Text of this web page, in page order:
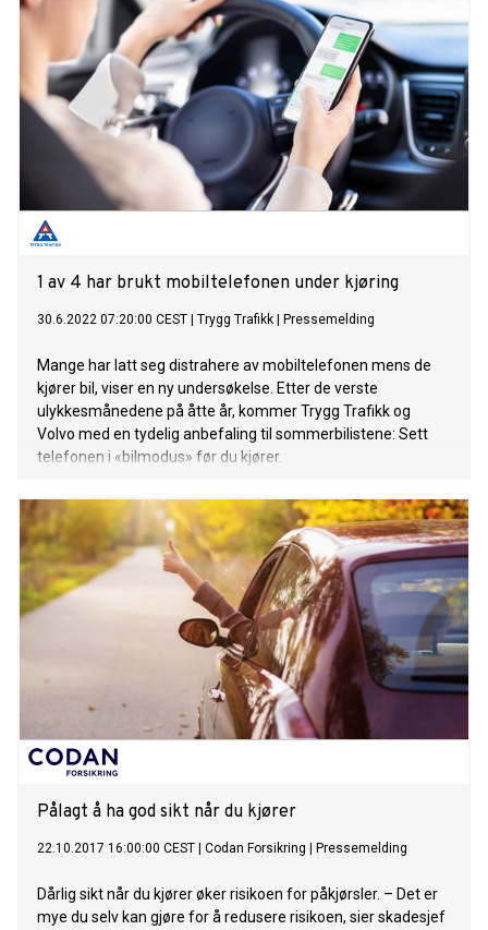
1 av 4 har brukt mobiltelefonen under kjøring
30.6.2022 07:20:00 CEST Trygg Trafikk Pressemelding
Mange har latt seg distrahere av mobiltelefonen mens de
kjører bil, viser en ny undersøkelse. Etter de verste
ulykkesmånedene på åtte år, kommer Trygg Trafikk og
Volvo med en tydelig anbefaling til sommerbilistene: Sett
telefonen i «bilmodus» før du kjører.
Pålagt å ha god sikt når du kjører
22.10.2017 16:00:00 CEST Codan Forsikring Pressemelding
Dårlig sikt når du kjører øker risikoen for påkjørsler. – Det er
mye du selv kan gjøre for å redusere risikoen, sier skadesjef